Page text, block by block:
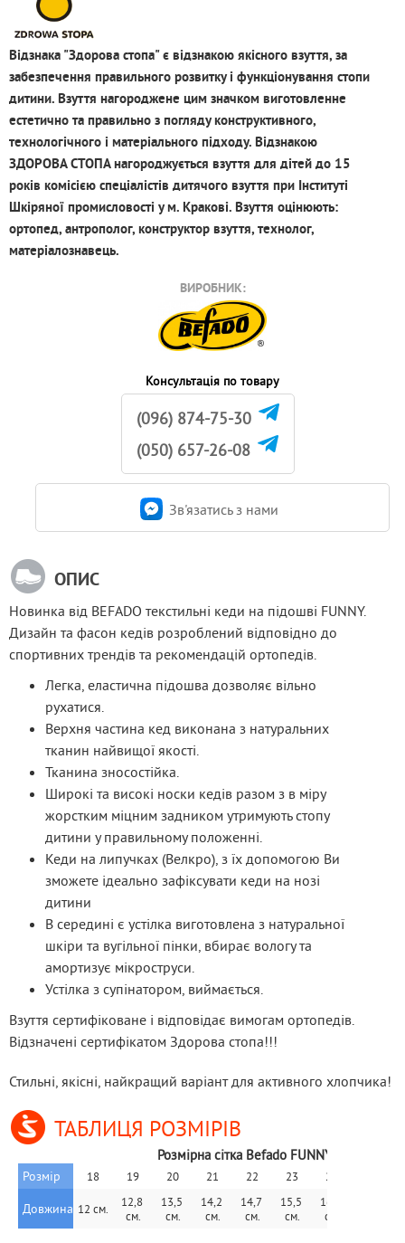
Відзнака "Здорова стопа" є відзнакою якісного взуття, за
забезпечення правильного розвитку і функціонування стопи
дитини. Взуття нагороджене цим значком виготовленне
естетично та правильно з погляду конструктивного,
технологічного і матеріального підходу. Відзнакою
ЗДОРОВА СТОПА нагороджується взуття для дітей до 15
років комісією спеціалістів дитячого взуття при Інституті
Шкіряної промисловості у м. Кракові. Взуття оцінюють:
ортопед, антрополог, конструктор взуття, технолог,
матеріалознавець.
ВИРОБНИК:
Консультація по товару
(096) 874-75-30
(050) 657-26-08
Зв'язатись з нами
ОПИС
Новинка від BEFADO текстильні кеди на підошві FUNNY.
Дизайн та фасон кедів розроблений відповідно до
спортивних трендів та рекомендацій ортопедів.
Легка, еластична підошва дозволяє вільно
рухатися.
Верхня частина кед виконана з натуральних
тканин найвищої якості.
Тканина зносостійка.
Широкі та високі носки кедів разом з в міру
жорстким міцним задником утримують стопу
дитини у правильному положенні.
Кеди на липучках (Велкро), з їх допомогою Ви
зможете ідеально зафіксувати кеди на нозі
дитини
В середині є устілка виготовлена з натуральної
шкіри та вугільної пінки, вбирає вологу та
амортизує мікроструси.
Устілка з супінатором, виймається.
Взуття сертифіковане і відповідає вимогам ортопедів.
Відзначені сертифікатом Здорова стопа!!!
Стильні, якісні, найкращий варіант для активного хлопчика!
ТАБЛИЦЯ РОЗМІРІВ
Розмірна сітка Befado FUNNY
Розмір 18 19 20 21 22 23 24
Довжина 12 см.
12,8
см.
13,5
см.
14,2
см.
14,7
см.
15,5
см.
16,1
см.